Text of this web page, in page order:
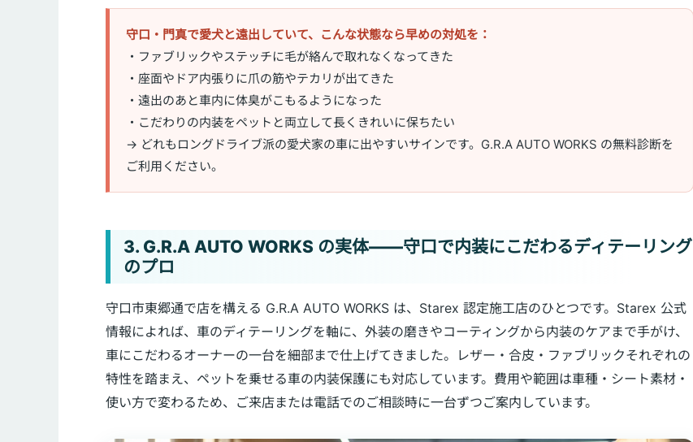
守口・門真で愛犬と遠出していて、こんな状態なら早めの対処を：
・ファブリックやステッチに毛が絡んで取れなくなってきた
・座面やドア内張りに爪の筋やテカリが出てきた
・遠出のあと車内に体臭がこもるようになった
・こだわりの内装をペットと両立して長くきれいに保ちたい
→ どれもロングドライブ派の愛犬家の車に出やすいサインです。G.R.A AUTO WORKS の無料診断を
ご利用ください。
3. G.R.A AUTO WORKS の実体——守口で内装にこだわるディテーリング
のプロ
守口市東郷通で店を構える G.R.A AUTO WORKS は、Starex 認定施工店のひとつです。Starex 公式
情報によれば、車のディテーリングを軸に、外装の磨きやコーティングから内装のケアまで手がけ、
車にこだわるオーナーの一台を細部まで仕上げてきました。レザー・合皮・ファブリックそれぞれの
特性を踏まえ、ペットを乗せる車の内装保護にも対応しています。費用や範囲は車種・シート素材・
使い方で変わるため、ご来店または電話でのご相談時に一台ずつご案内しています。